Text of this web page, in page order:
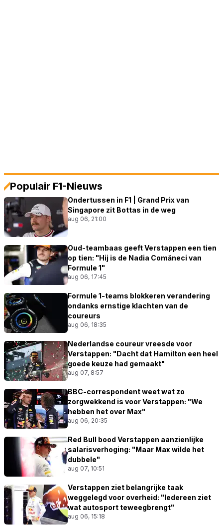
Populair F1-Nieuws
Ondertussen in F1 | Grand Prix van
Singapore zit Bottas in de weg
aug 06, 21:00
Oud-teambaas geeft Verstappen een tien
op tien: "Hij is de Nadia Comăneci van
Formule 1"
aug 06, 17:45
Formule 1-teams blokkeren verandering
ondanks ernstige klachten van de
coureurs
aug 06, 18:35
Nederlandse coureur vreesde voor
Verstappen: "Dacht dat Hamilton een heel
goede keuze had gemaakt"
aug 07, 8:57
BBC-correspondent weet wat zo
zorgwekkend is voor Verstappen: "We
hebben het over Max"
aug 06, 20:35
Red Bull bood Verstappen aanzienlijke
salarisverhoging: "Maar Max wilde het
dubbele"
aug 07, 10:51
Verstappen ziet belangrijke taak
weggelegd voor overheid: "Iedereen ziet
wat autosport teweegbrengt"
aug 06, 15:18